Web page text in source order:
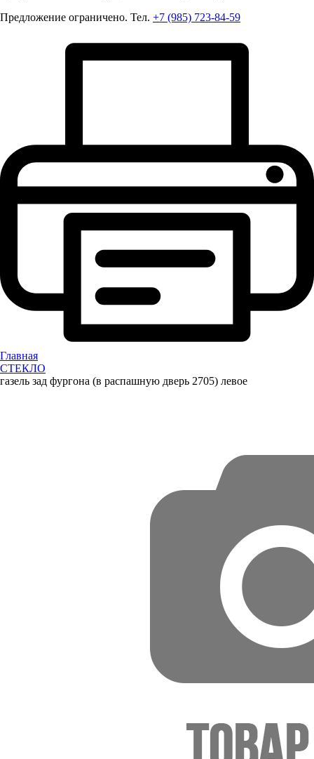
Предложение ограничено. Тел. +7 (985) 723-84-59
Главная
СТЕКЛО
газель зад фургона (в распашную дверь 2705) левое